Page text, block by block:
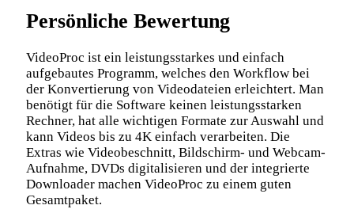
Persönliche Bewertung
VideoProc ist ein leistungsstarkes und einfach
aufgebautes Programm, welches den Workflow bei
der Konvertierung von Videodateien erleichtert. Man
benötigt für die Software keinen leistungsstarken
Rechner, hat alle wichtigen Formate zur Auswahl und
kann Videos bis zu 4K einfach verarbeiten. Die
Extras wie Videobeschnitt, Bildschirm- und Webcam-
Aufnahme, DVDs digitalisieren und der integrierte
Downloader machen VideoProc zu einem guten
Gesamtpaket.